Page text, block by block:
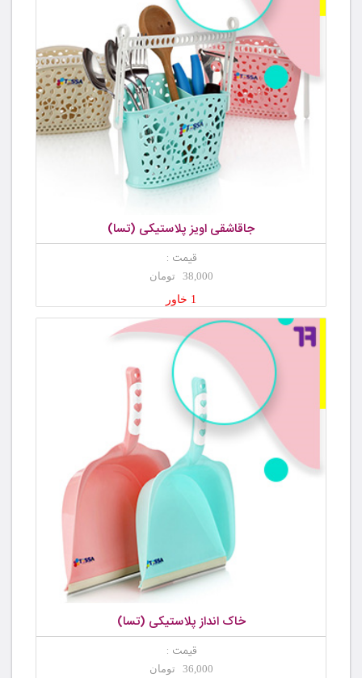
جاقاشقی اویز پلاستیکی (تسا)
قیمت :
38,000 تومان
1 خاور
خاک انداز پلاستیکی (تسا)
قیمت :
36,000 تومان